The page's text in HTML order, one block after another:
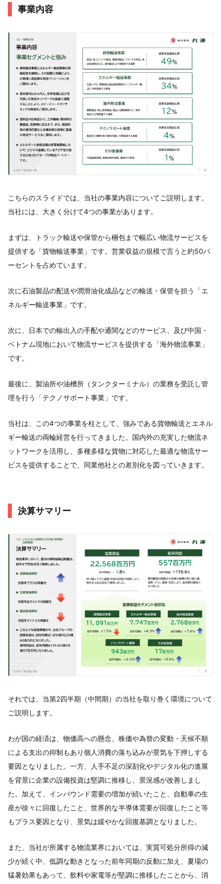
事業内容
こちらのスライドでは、当社の事業内容についてご説明します。
当社には、大きく分けて4つの事業があります。
まずは、トラック輸送や保管から梱包まで幅広い物流サービスを
提供する「貨物輸送事業」です。営業収益の規模で言うと約50パ
ーセントを占めています。
次に石油製品の配送や潤滑油化成品などの輸送・保管を担う「エ
ネルギー輸送事業」です。
次に、日本での輸出入の手配や通関などのサービス、及び中国・
ベトナム現地において物流サービスを提供する「海外物流事業」
です。
最後に、製油所や油槽所（タンクターミナル）の業務を受託し管
理を行う「テクノサポート事業」です。
当社は、この4つの事業を柱として、強みである貨物輸送とエネル
ギー輸送の両輪経営を行ってきました。国内外の充実した物流ネ
ットワークを活用し、多種多様な貨物に対応した最適な物流サー
ビスを提供することで、同業他社との差別化を図っていきます。
決算サマリー
それでは、当第2四半期（中間期）の当社を取り巻く環境について
ご説明します。
わが国の経済は、物価高への懸念、株価や為替の変動・天候不順
による支出の抑制もあり個人消費の落ち込みが景気を下押しする
要因となりました。一方、人手不足の深刻化やデジタル化の進展
を背景に企業の設備投資は堅調に推移し、景況感が改善しまし
た。加えて、インバウンド需要の増加が続いたこと、自動車の生
産が徐々に回復したこと、世界的な半導体需要が回復したこと等
もプラス要因となり、景気は緩やかな回復基調となりました。
また、当社が所属する物流業界においては、実質可処分所得の減
少が続く中、低調な動きとなった前年同期の反動に加え、夏場の
猛暑効果もあって、飲料や家電等が堅調に推移したことから、消